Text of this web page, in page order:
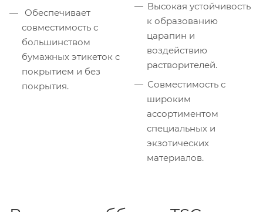
совместимость с
большинством
бумажных этикеток с
покрытием и без
покрытия.
Высокая устойчивость
к образованию
царапин и
воздействию
растворителей.
Совместимость с
широким
ассортиментом
специальных и
экзотических
материалов.